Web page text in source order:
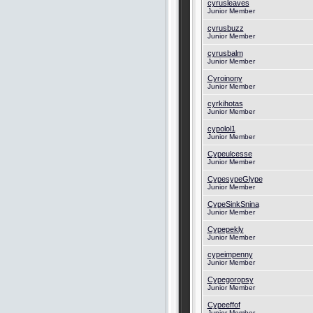
cyrusleaves
Junior Member
cyrusbuzz
Junior Member
cyrusbalm
Junior Member
Cyroinony
Junior Member
cyrkihotas
Junior Member
cypolol1
Junior Member
Cypeulcesse
Junior Member
CypesypeGlype
Junior Member
CypeSinkSnina
Junior Member
Cypepekly
Junior Member
cypeimpenny
Junior Member
Cypegoropsy
Junior Member
Cypeeffof